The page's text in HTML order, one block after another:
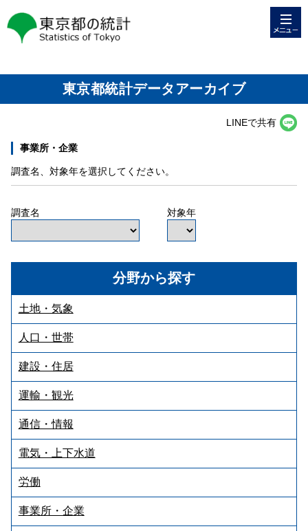
東京都の統計
東京都統計データアーカイブ
LINEで共有
分野から探す
土地・気象
人口・世帯
建設・住居
運輸・観光
通信・情報
電気・上下水道
労働
事業所・企業
事業所・企業
調査名、対象年を選択してください。
調査名 対象年